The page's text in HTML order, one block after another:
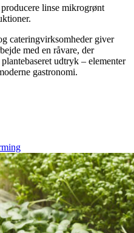
linse mikrogrønt
cateringvirksomheder giver
med en råvare, der
udtryk – elementer
gastronomi.